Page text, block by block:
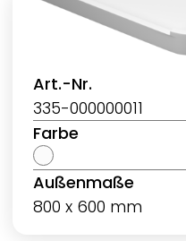
Art.-Nr.
335-000000011
Farbe
Außenmaße
800 x 600 mm